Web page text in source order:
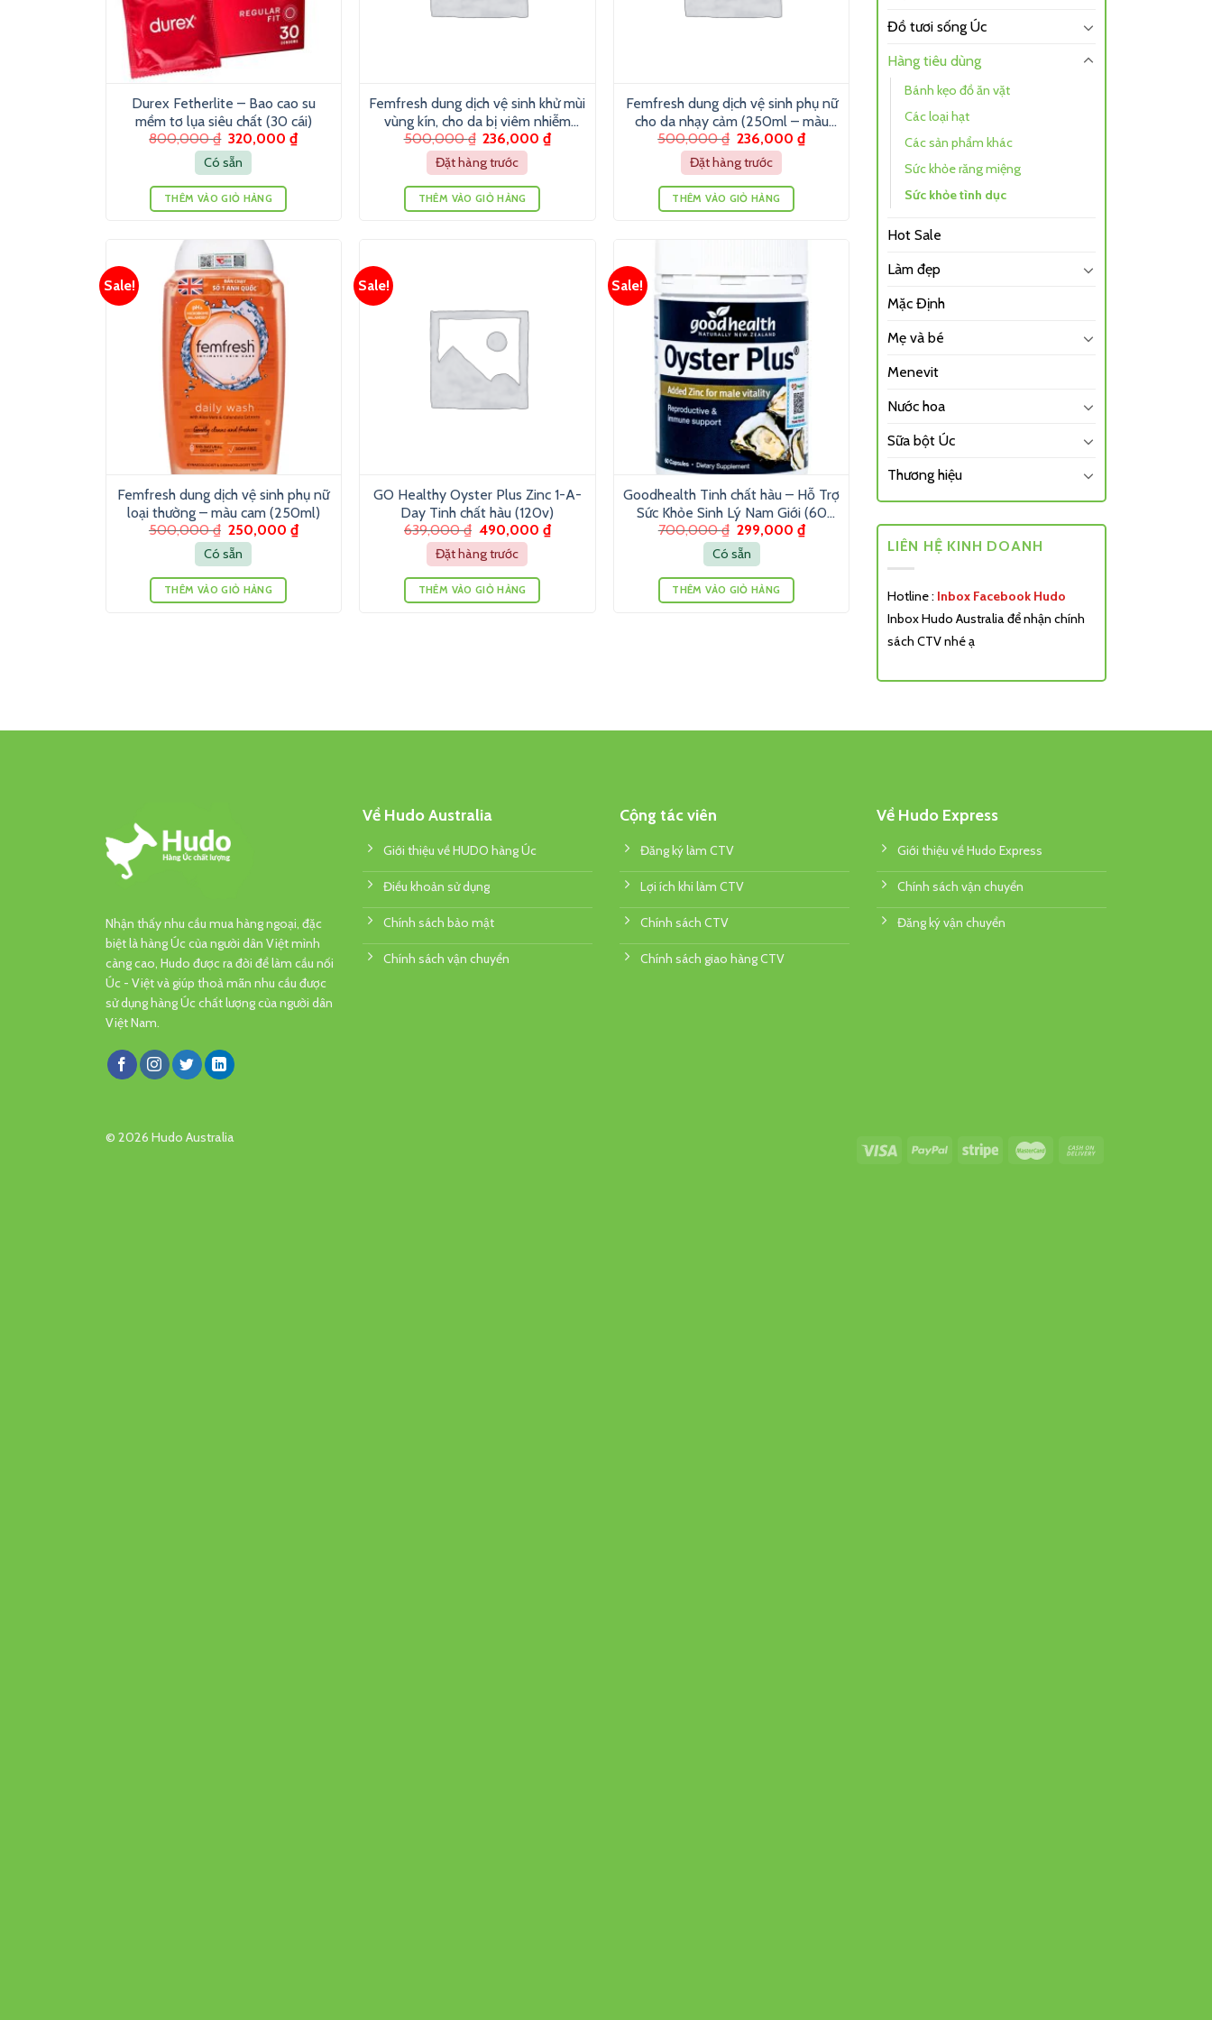
Durex Fetherlite – Bao cao su
mềm tơ lụa siêu chất (30 cái)
800,000₫ 320,000₫
Có sẵn
THÊM VÀO GIỎ HÀNG
Femfresh dung dịch vệ sinh khử mùi
vùng kín, cho da bị viêm nhiễm
(250ml – màu trắng)
500,000₫ 236,000₫
Đặt hàng trước
THÊM VÀO GIỎ HÀNG
Femfresh dung dịch vệ sinh phụ nữ
cho da nhạy cảm (250ml – màu
xanh)
500,000₫ 236,000₫
Đặt hàng trước
THÊM VÀO GIỎ HÀNG
Sale!
Femfresh dung dịch vệ sinh phụ nữ
loại thường – màu cam (250ml)
500,000₫ 250,000 ₫
Có sẵn
THÊM VÀO GIỎ HÀNG
Sale!
GO Healthy Oyster Plus Zinc 1-A-
Day Tinh chất hàu (120v)
639,000₫ 490,000 ₫
Đặt hàng trước
THÊM VÀO GIỎ HÀNG
Sale!
Goodhealth Tinh chất hàu – Hỗ Trợ
Sức Khỏe Sinh Lý Nam Giới (60
viên)
700,000₫ 299,000 ₫
Có sẵn
THÊM VÀO GIỎ HÀNG
Đồ tươi sống Úc
Hàng tiêu dùng
Bánh kẹo đồ ăn vặt
Các loại hạt
Các sản phẩm khác
Sức khỏe răng miệng
Sức khỏe tình dục
Hot Sale
Làm đẹp
Mặc Định
Mẹ và bé
Menevit
Nước hoa
Sữa bột Úc
Thương hiệu
LIÊN HỆ KINH DOANH
Hotline : Inbox Facebook Hudo
Inbox Hudo Australia để nhận chính
sách CTV nhé ạ
Nhận thấy nhu cầu mua hàng ngoại, đặc
biệt là hàng Úc của người dân Việt mình
càng cao, Hudo được ra đời để làm cầu nối
Úc - Việt và giúp thoả mãn nhu cầu được
sử dụng hàng Úc chất lượng của người dân
Việt Nam.
Về Hudo Australia
Giới thiệu về HUDO hàng Úc
Điều khoản sử dụng
Chính sách bảo mật
Chính sách vận chuyển
Cộng tác viên
Đăng ký làm CTV
Lợi ích khi làm CTV
Chính sách CTV
Chính sách giao hàng CTV
Về Hudo Express
Giới thiệu về Hudo Express
Chính sách vận chuyển
Đăng ký vận chuyển
© 2026 Hudo Australia